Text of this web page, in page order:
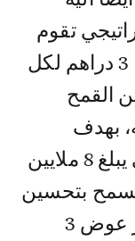
تقوم
على صرف منحة تخزين قدرها 3 دراهم لكل
القمح
بهدف
تشجيع تكوين مخزون احتياطي يبلغ 8 ملايين
يسمح بتحسين
تغطية الاحتياجات لمدة 6 أشهر عوض 3